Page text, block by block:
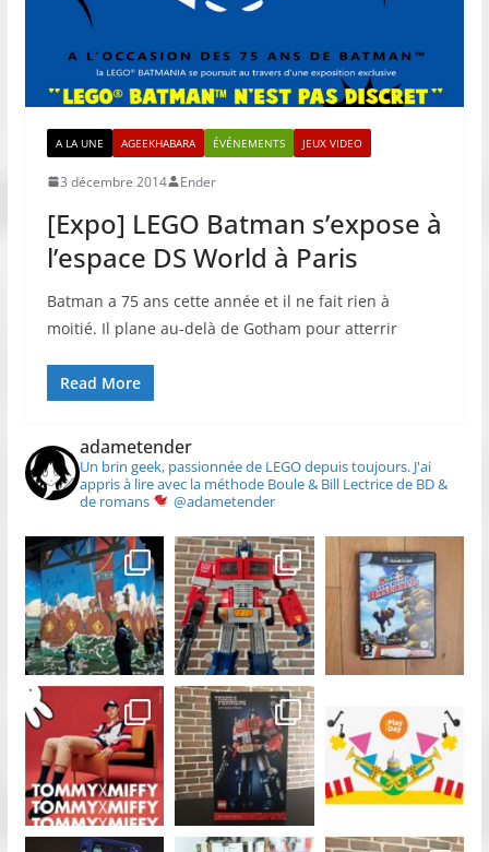
A LA UNE AGEEKHABARA ÉVÉNEMENTS JEUX VIDEO
3 décembre 2014 Ender
[Expo] LEGO Batman s’expose à
l’espace DS World à Paris
Batman a 75 ans cette année et il ne fait rien à
moitié. Il plane au-delà de Gotham pour atterrir
Read More
adametender
Un brin geek, passionnée de LEGO depuis toujours.J'ai
appris à lire avec la méthode Boule & Bill Lectrice de BD &
de romans
@adametender